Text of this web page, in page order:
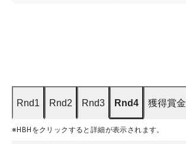
Rnd1 Rnd2 Rnd3 Rnd4 獲得賞金
※HBHをクリックすると詳細が表示されます。